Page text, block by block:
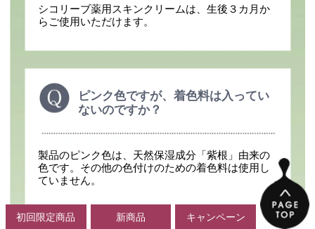
シコリーブ薬用スキンクリームは、生後３カ月か
らご使用いただけます。
ピンク色ですが、着色料は入ってい
ないのですか？
製品のピンク色は、天然保湿成分「紫根」由来の
色です。その他の色付けのための着色料は使用し
ていません。
初回限定商品 新商品 キャンペーン